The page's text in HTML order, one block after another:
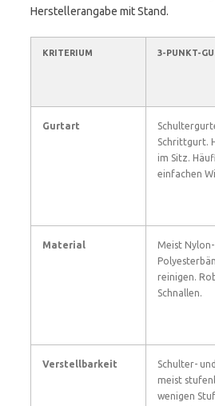
Herstellerangabe mit Stand.
KRITERIUM 3-PUNKT-
Gurtart
Schrittgurt.
im Sitz.
einfachen
Material
Meist
reinigen.
Schnallen.
Verstellbarkeit
Schulter-
meist
wenigen